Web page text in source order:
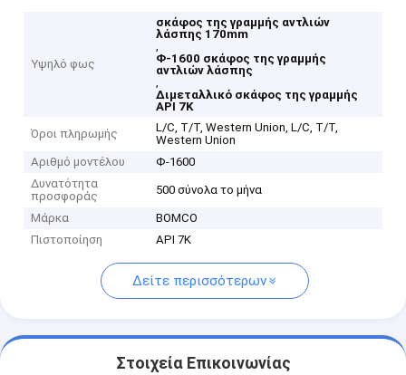
Υψηλό φως
σκάφος της γραμμής αντλιών
λάσπης 170mm
,
Φ-1600 σκάφος της γραμμής
αντλιών λάσπης
,
Διμεταλλικό σκάφος της γραμμής
API 7K
Όροι πληρωμής
L/C, T/T, Western Union, L/C, T/T,
Western Union
Αριθμό μοντέλου
Φ-1600
Δυνατότητα
προσφοράς
500 σύνολα το μήνα
Μάρκα
BOMCO
Πιστοποίηση
API 7K
Δείτε περισσότερων
Στοιχεία Επικοινωνίας